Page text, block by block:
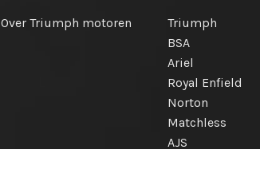
Over Triumph motoren
Triumph
BSA
Ariel
Royal Enfield
Norton
Matchless
AJS